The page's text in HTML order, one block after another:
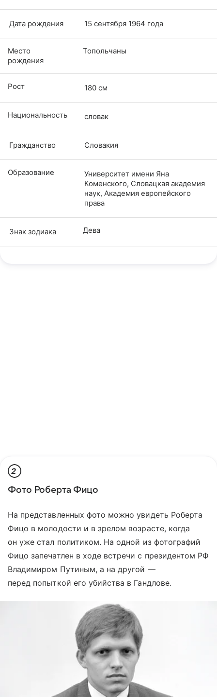
Дата рождения 15 сентября 1964 года
Место
рождения
Топольчаны
​​​​​​​Рост 180 см
Национальность словак
Гражданство Словакия
Образование
Университет имени Яна
Коменского, Словацкая академия
наук, Академия европейского
права
Знак зодиака Дева
2
Фото Роберта Фицо
На представленных фото можно увидеть Роберта
Фицо в молодости и в зрелом возрасте, когда
он уже стал политиком. На одной из фотографий
Фицо запечатлен в ходе встречи с президентом РФ
Владимиром Путиным, а на другой —
перед попыткой его убийства в Гандлове.